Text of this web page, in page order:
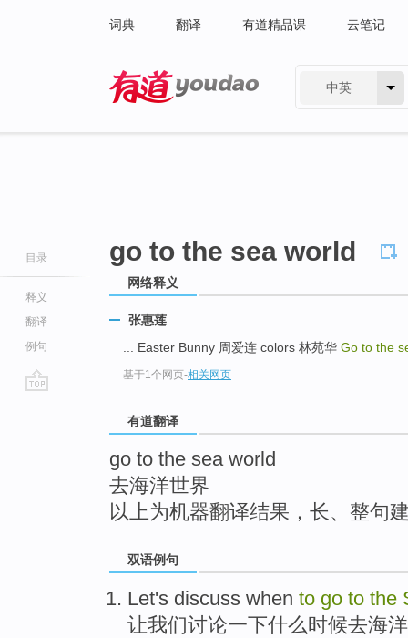
词典 翻译 有道精品课 云笔记
中英
目录
释义
翻译
例句
go to the sea world
网络释义
张惠莲
... Easter Bunny 周爱连 colors 林苑华 Go to the
基于1个网页-相关网页
有道翻译
go to the sea world
去海洋世界
以上为机器翻译结果，长、整句
双语例句
Let's discuss when to go to the
让我们讨论一下什么时候去海